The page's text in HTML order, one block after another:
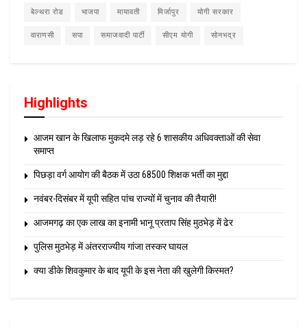
बेल्थरा रोड भाजपा मायावती मिर्जापुर योगी सरकार
वाराणसी सपा समाजवादी पार्टी सीएम योगी सोनभद्र
Highlights
आजम खान के खिलाफ मुकदमे लड़ रहे 6 शासकीय अधिवक्ताओं की सेवा
समाप्त
पिछड़ा वर्ग आयोग की बैठक में उठा 68500 शिक्षक भर्ती का मुद्दा
नवंबर-दिसंबर में यूपी सहित पांच राज्यों में चुनाव की तैयारी!
आजमगढ़ का एक लाख का इनामी भानू प्रताप सिंह मुठभेड़ में ढेर
पुलिस मुठभेड़ में अंतरराज्यीय गांजा तस्कर घायल
क्या डीके शिवकुमार के बाद यूपी के इस नेता की खुलेगी किस्मत?